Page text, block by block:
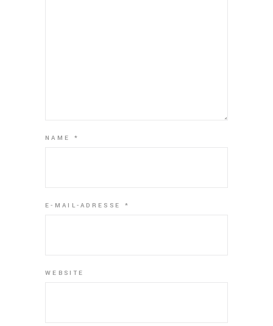
NAME *
E-MAIL-ADRESSE *
WEBSITE